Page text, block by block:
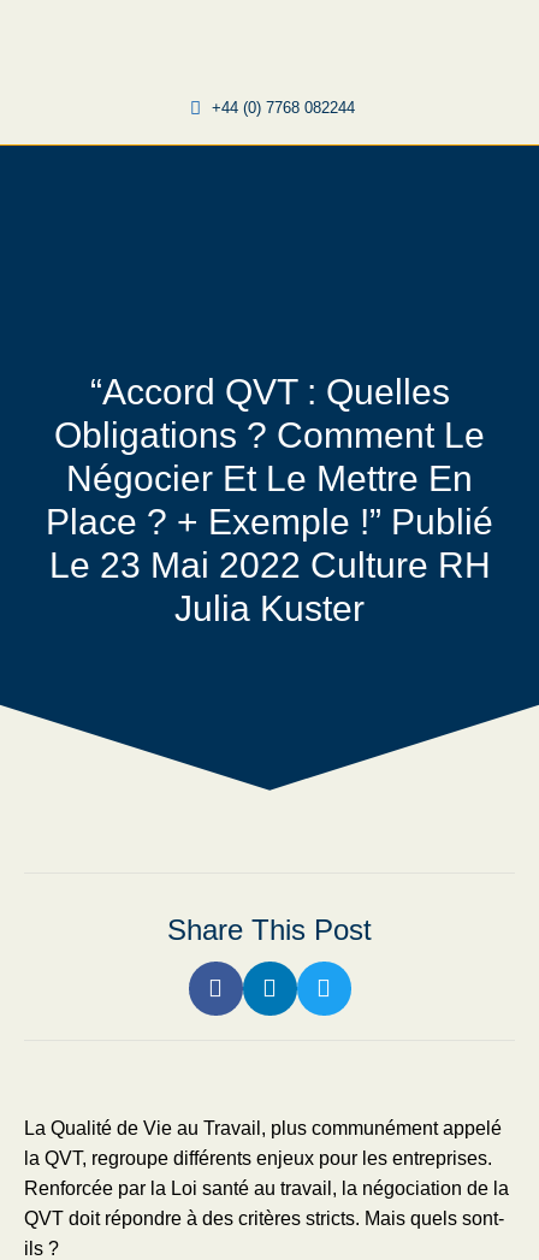
+44 (0) 7768 082244
“Accord QVT : Quelles
Obligations ? Comment Le
Négocier Et Le Mettre En
Place ? + Exemple !” Publié
Le 23 Mai 2022 Culture RH
Julia Kuster
Share This Post
La Qualité de Vie au Travail, plus communément appelé
la QVT, regroupe différents enjeux pour les entreprises.
Renforcée par la Loi santé au travail, la négociation de la
QVT doit répondre à des critères stricts. Mais quels sont-
ils ?